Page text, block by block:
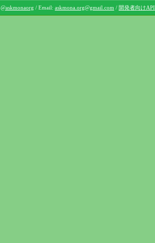
@askmonaorg / Email: askmona.org@gmail.com / 開発者向けAPI